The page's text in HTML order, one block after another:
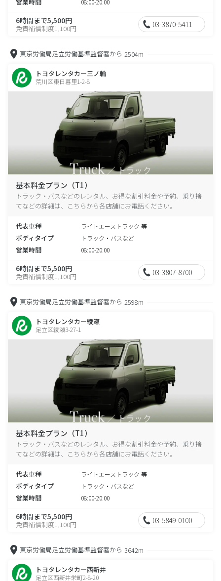
08:00-20:00
6時間まで5,500円
免責補償制度1,100円 03-3870-5411
東京労働局足立労働基準監督署から 2504m
トヨタレンタカー三ノ輪
荒川区東日暮里1-2-8
基本料金プラン（T1）
トラック・バスなどのレンタル、お得な割引料金や予約、乗り捨
てなどの詳細は、こちらから各店舗にお電話ください。
代表車種 ライトエーストラック 等
ボディタイプ トラック・バスなど
営業時間 08:00-20:00
6時間まで5,500円
免責補償制度1,100円 03-3807-8700
東京労働局足立労働基準監督署から 2598m
トヨタレンタカー綾瀬
足立区綾瀬3-27-1
基本料金プラン（T1）
トラック・バスなどのレンタル、お得な割引料金や予約、乗り捨
てなどの詳細は、こちらから各店舗にお電話ください。
代表車種 ライトエーストラック 等
ボディタイプ トラック・バスなど
営業時間 08:00-20:00
6時間まで5,500円
免責補償制度1,100円 03-5849-0100
東京労働局足立労働基準監督署から 3642m
トヨタレンタカー西新井
足立区西新井栄町2-8-20